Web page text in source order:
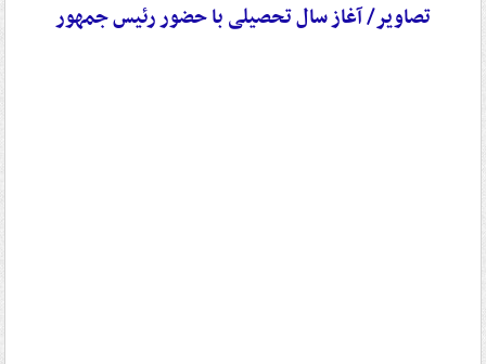
تصاویر/ آغاز سال تحصیلی با حضور رئیس جمهور